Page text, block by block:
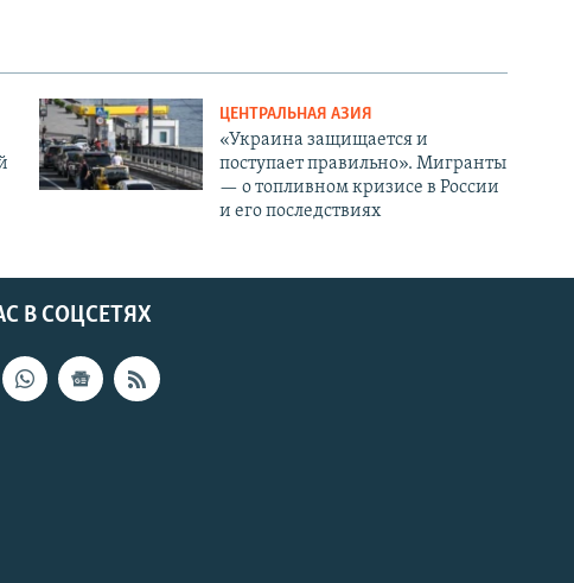
ЦЕНТРАЛЬНАЯ АЗИЯ
«Украина защищается и
поступает правильно». Мигранты
— о топливном кризисе в России
и его последствиях
В СОЦСЕТЯХ